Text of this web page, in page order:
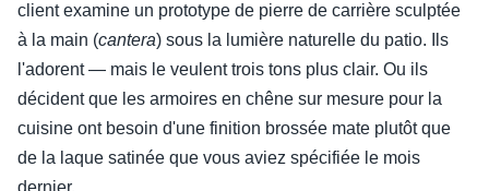
client examine un prototype de pierre de carrière sculptée
à la main (cantera) sous la lumière naturelle du patio. Ils
l'adorent — mais le veulent trois tons plus clair. Ou ils
décident que les armoires en chêne sur mesure pour la
cuisine ont besoin d'une finition brossée mate plutôt que
de la laque satinée que vous aviez spécifiée le mois